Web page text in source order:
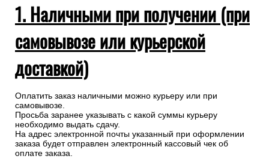
1. Наличными при получении (при
самовывозе или курьерской
доставкой)
Оплатить заказ наличными можно курьеру или при
самовывозе.
Просьба заранее указывать с какой суммы курьеру
необходимо выдать сдачу.
На адрес электронной почты указанный при оформлении
заказа будет отправлен электронный кассовый чек об
оплате заказа.